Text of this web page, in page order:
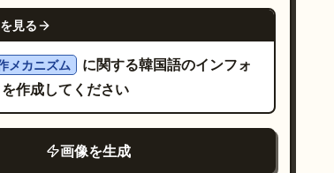
GPT IMAGE 2
見る
メカニズム
に関する韓国語のインフォ
作成してください
画像を生成